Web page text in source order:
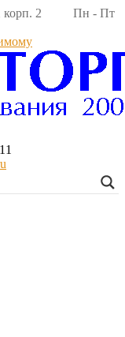
корп. 2 Пн - Пт